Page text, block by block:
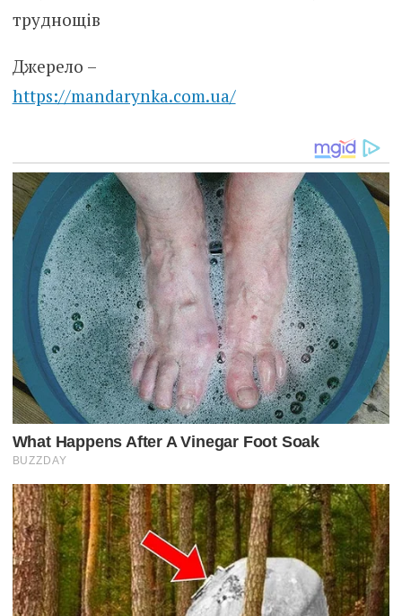
Джерело –
https://mandarynka.com.ua/